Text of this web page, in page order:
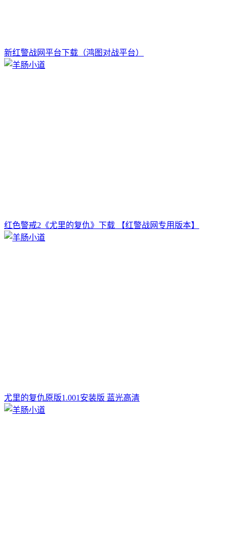
新红警战网平台下载（鸿图对战平台）
红色警戒2《尤里的复仇》下载 【红警战网专用版本】
尤里的复仇原版1.001安装版 蓝光高清